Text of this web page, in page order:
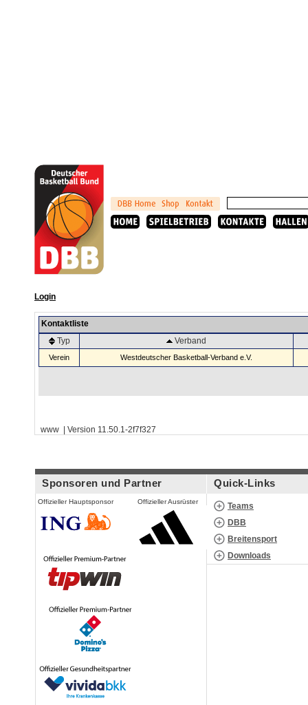
Login
Kontaktliste
Typ
Verband
Verein Westdeutscher Basketball-Verband e.V.
www | Version 11.50.1-2f7f327
Sponsoren und Partner
Offizieller Hauptsponsor Offizieller Ausrüster
Quick-Links
Teams
DBB
Breitensport
Downloads